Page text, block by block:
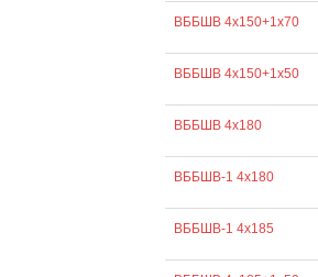
ВББШВ 4х150+1х70
ВББШВ 4х150+1х50
ВББШВ 4х180
ВББШВ-1 4х180
ВББШВ-1 4х185